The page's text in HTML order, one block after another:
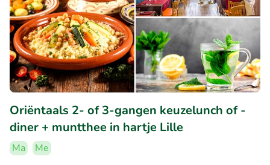
Oriëntaals 2- of 3-gangen keuzelunch of -
diner + muntthee in hartje Lille
Ma
Me